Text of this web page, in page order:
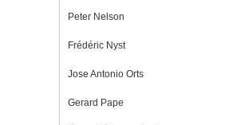
Peter Nelson
Frédéric Nyst
Jose Antonio Orts
Gerard Pape